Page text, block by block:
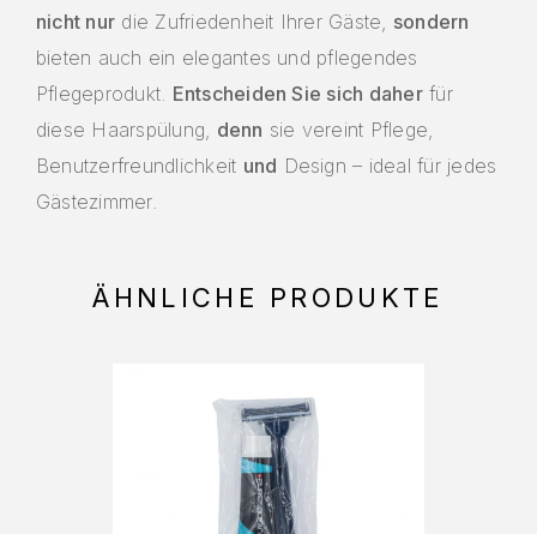
nicht nur die Zufriedenheit Ihrer Gäste, sondern
bieten auch ein elegantes und pflegendes
Pflegeprodukt. Entscheiden Sie sich daherfür
diese Haarspülung, denn sie vereint Pflege,
Benutzerfreundlichkeit und Design – ideal für jedes
Gästezimmer.
ÄHNLICHE PRODUKTE